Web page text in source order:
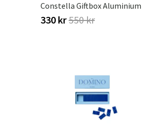
Constella Giftbox Aluminium
330 kr550 kr